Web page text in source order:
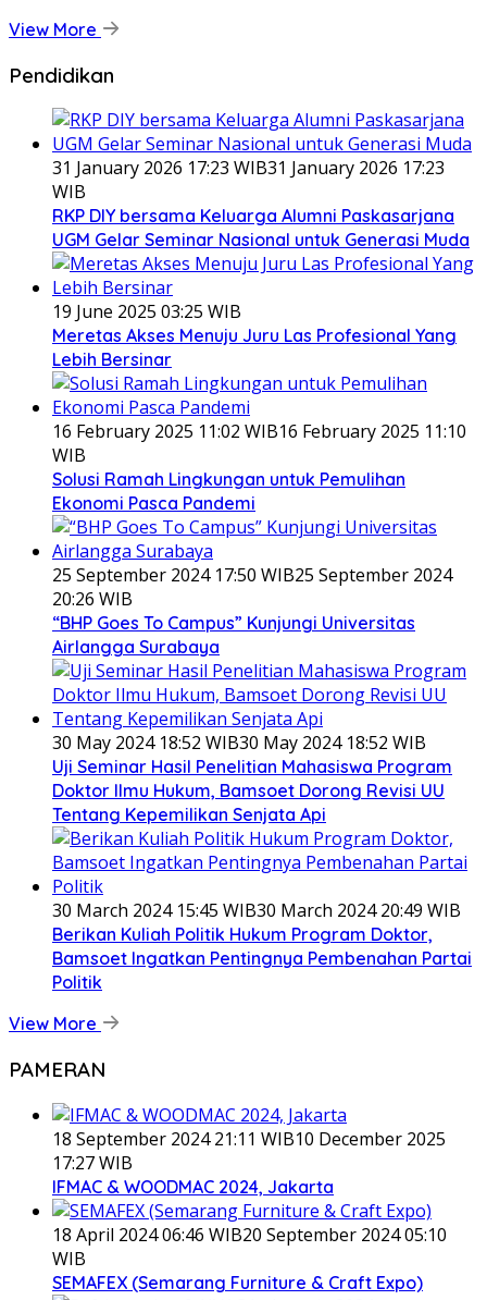
View More
Pendidikan
31 January 2026 17:23 WIB31 January 2026 17:23
WIB
RKP DIY bersama Keluarga Alumni Paskasarjana
UGM Gelar Seminar Nasional untuk Generasi Muda
19 June 2025 03:25 WIB
Meretas Akses Menuju Juru Las Profesional Yang
Lebih Bersinar
16 February 2025 11:02 WIB16 February 2025 11:10
WIB
Solusi Ramah Lingkungan untuk Pemulihan
Ekonomi Pasca Pandemi
25 September 2024 17:50 WIB25 September 2024
20:26 WIB
“BHP Goes To Campus” Kunjungi Universitas
Airlangga Surabaya
30 May 2024 18:52 WIB30 May 2024 18:52 WIB
Uji Seminar Hasil Penelitian Mahasiswa Program
Doktor Ilmu Hukum, Bamsoet Dorong Revisi UU
Tentang Kepemilikan Senjata Api
30 March 2024 15:45 WIB30 March 2024 20:49 WIB
Berikan Kuliah Politik Hukum Program Doktor,
Bamsoet Ingatkan Pentingnya Pembenahan Partai
Politik
View More
PAMERAN
18 September 2024 21:11 WIB10 December 2025
17:27 WIB
IFMAC & WOODMAC 2024, Jakarta
18 April 2024 06:46 WIB20 September 2024 05:10
WIB
SEMAFEX (Semarang Furniture & Craft Expo)